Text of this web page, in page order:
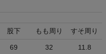
股下 もも周り すそ周り
69 32 11.8